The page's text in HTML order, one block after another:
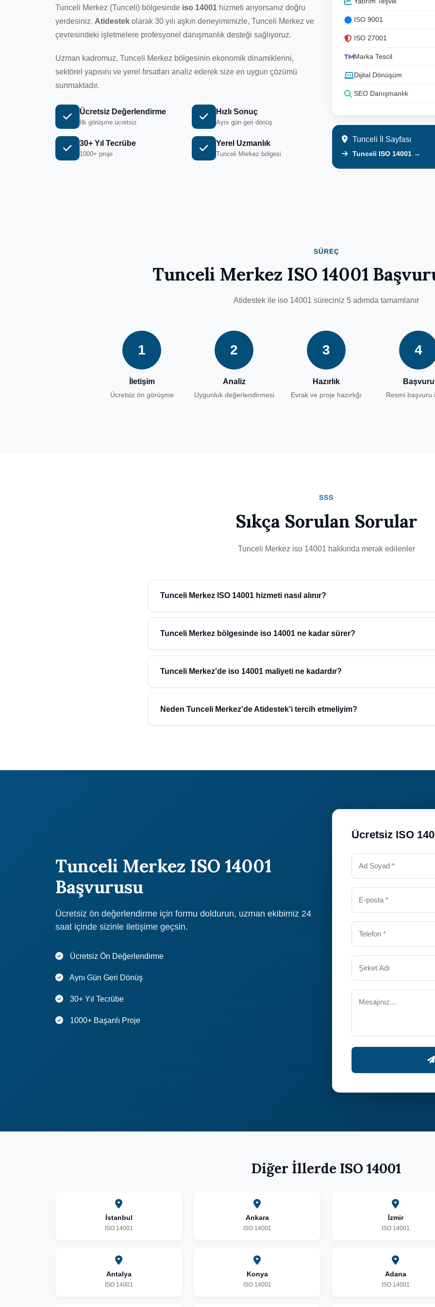
Tunceli Merkez (Tunceli) bölgesinde iso 14001 hizmeti arıyorsanız doğru
yerdesiniz. Atidestek olarak 30 yılı aşkın deneyimimizle, Tunceli Merkez ve
çevresindeki işletmelere profesyonel danışmanlık desteği sağlıyoruz.
Uzman kadromuz, Tunceli Merkez bölgesinin ekonomik dinamiklerini,
sektörel yapısını ve yerel fırsatları analiz ederek size en uygun çözümü
sunmaktadır.
Ücretsiz Değerlendirme
İlk görüşme ücretsiz
Hızlı Sonuç
Aynı gün geri dönüş
30+ Yıl Tecrübe
1000+ proje
Yerel Uzmanlık
Tunceli Merkez bölgesi
ISO 9001
ISO 27001
Marka Tescil
Dijital Dönüşüm
SEO Danışmanlık
Tunceli İl Sayfası
Tunceli ISO 14001 →
SÜREÇ
Tunceli Merkez ISO 14001
Atidestek ile iso 14001 süreciniz 5 adımda tamamlanır
1
İletişim
Ücretsiz ön görüşme
2
Analiz
Uygunluk değerlendirmesi
3
Hazırlık
Evrak ve proje hazırlığı
4
Başvuru
Resmi başvuru
SSS
Sıkça Sorulan Sorular
Tunceli Merkez iso 14001 hakkında merak edilenler
Tunceli Merkez ISO 14001 hizmeti nasıl alınır?
Tunceli Merkez (Tunceli) bölgesinde iso 14001 hizmeti almak için Atidestek'e
ekibimiz ücretsiz ön değerlendirme yaparak size özel çözüm sunar.
Tunceli Merkez bölgesinde iso 14001 ne kadar sürer?
Tunceli Merkez bölgesindeki işletmeler için iso 14001 süreci, işletmenizin büyüklüğü ve
değişmektedir. Ortalama süre hakkında bilgi almak için ücretsiz danışmanlık
Tunceli Merkez'de iso 14001 maliyeti ne kadardır?
Tunceli Merkez (Tunceli) bölgesinde iso 14001 maliyeti işletmenizin ölçeğine ve
belirlenmektedir. Atidestek olarak uygun fiyatlı ve kaliteli hizmet sunuyoruz. Ücretsiz teklif
Neden Tunceli Merkez'de Atidestek'i tercih etmeliyim?
Tunceli Merkez ISO 14001
Başvurusu
Ücretsiz ön değerlendirme için formu doldurun, uzman ekibimiz 24
saat içinde sizinle iletişime geçsin.
Ücretsiz Ön Değerlendirme
Aynı Gün Geri Dönüş
30+ Yıl Tecrübe
1000+ Başarılı Proje
Ücretsiz ISO
Diğer İllerde ISO 14001
İstanbul
ISO 14001
Ankara
ISO 14001
İzmir
ISO 14001
Antalya
ISO 14001
Konya
ISO 14001
Adana
ISO 14001